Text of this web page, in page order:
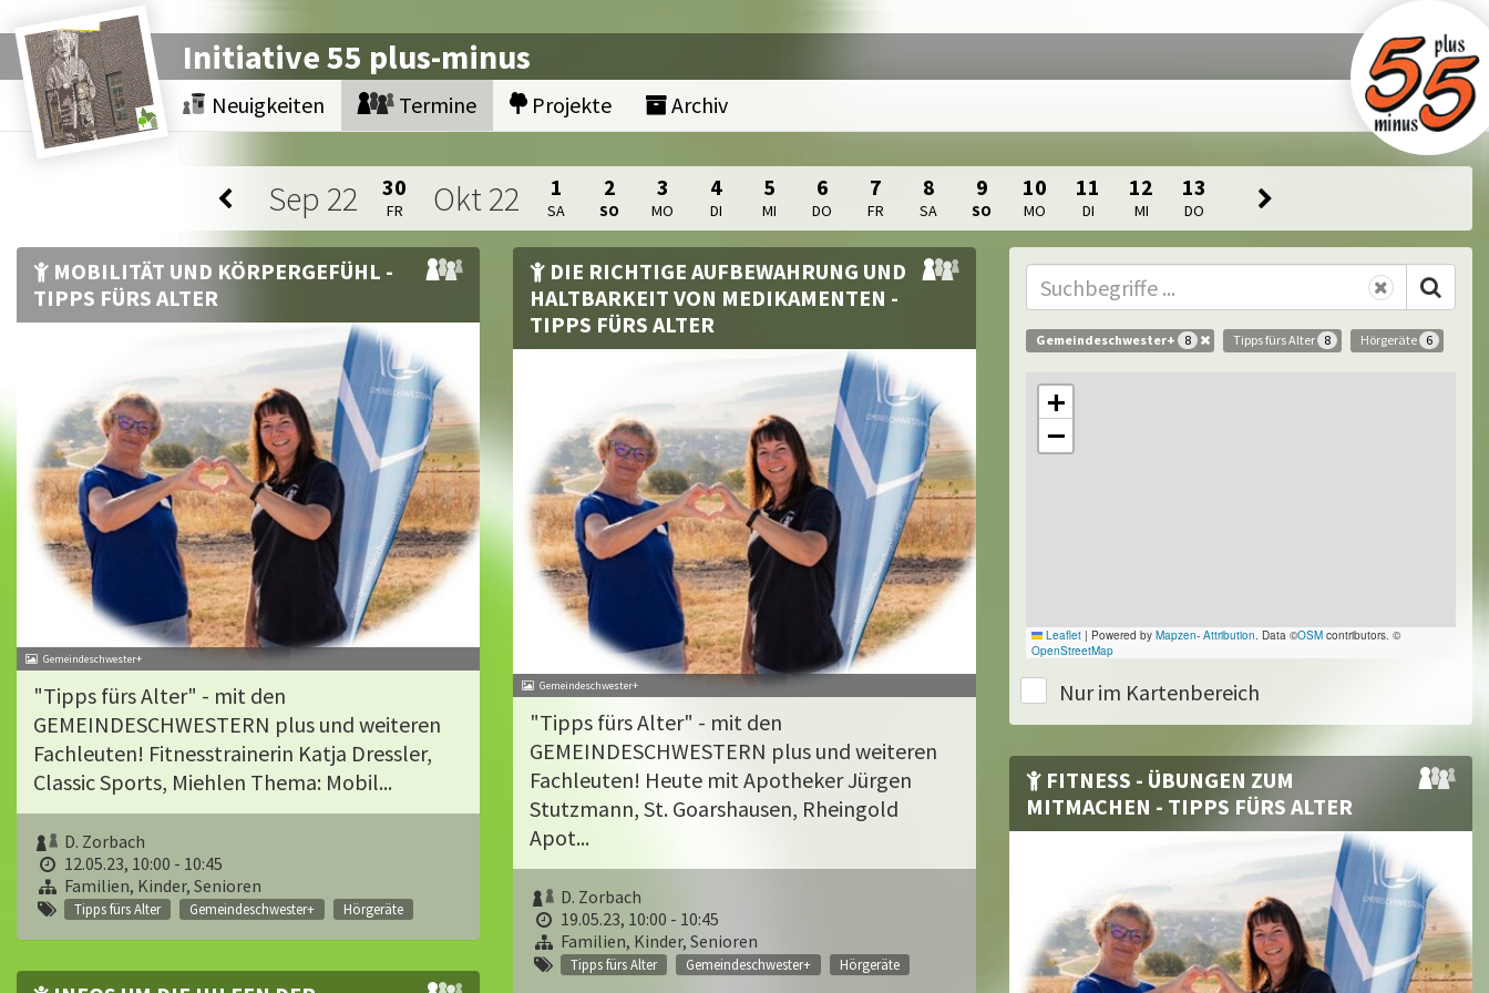
Initiative 55 plus-minus
Neuigkeiten Termine Projekte Archiv
Sep 22 30
FR Okt22 1
SA
2
SO
3
MO
4
DI
5
MI
6
DO
7
FR
8
SA
9
SO
10
MO
11
DI
12
MI
13
DO
Gemeindeschwester+ 8 Tipps fürs Alter 8 Hörgeräte 6
+
−
Leaflet | Powered by Mapzen- Attribution. Data ©OSM contributors. ©
OpenStreetMap
Nur im Kartenbereich
MOBILITÄT UND KÖRPERGEFÜHL -
TIPPS FÜRS ALTER
Gemeindeschwester+
"Tipps fürs Alter" - mit den
GEMEINDESCHWESTERN plus und weiteren
Fachleuten! Fitnesstrainerin Katja Dressler,
Classic Sports, Miehlen Thema: Mobil...
D. Zorbach
12.05.23, 10:00 - 10:45
Familien, Kinder, Senioren
Tipps fürs Alter Gemeindeschwester+ Hörgeräte
DIE RICHTIGE AUFBEWAHRUNG UND
HALTBARKEIT VON MEDIKAMENTEN -
TIPPS FÜRS ALTER
Gemeindeschwester+
"Tipps fürs Alter" - mit den
GEMEINDESCHWESTERN plus und weiteren
Fachleuten! Heute mit Apotheker Jürgen
Stutzmann, St. Goarshausen, Rheingold
Apot...
D. Zorbach
19.05.23, 10:00 - 10:45
Familien, Kinder, Senioren
Tipps fürs Alter Gemeindeschwester+ Hörgeräte
FITNESS - ÜBUNGEN ZUM
MITMACHEN - TIPPS FÜRS ALTER